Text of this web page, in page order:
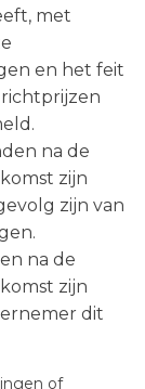
met
en het feit
na de
zijn
zijn van
na de
zijn
dit
of